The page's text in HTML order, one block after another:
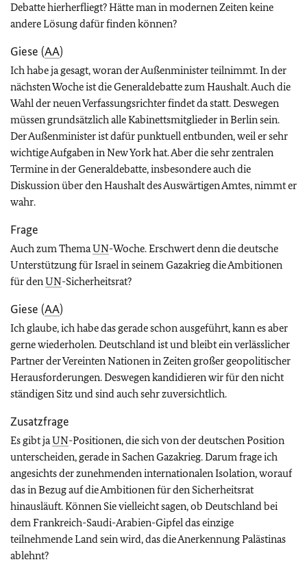
Debatte hierherfliegt? Hätte man in modernen Zeiten keine
andere Lösung dafür finden können?
Giese (AA)
Ich habe ja gesagt, woran der Außenminister teilnimmt. In der
nächsten Woche ist die Generaldebatte zum Haushalt. Auch die
Wahl der neuen Verfassungsrichter findet da statt. Deswegen
müssen grundsätzlich alle Kabinettsmitglieder in Berlin sein.
Der Außenminister ist dafür punktuell entbunden, weil er sehr
wichtige Aufgaben in New York hat. Aber die sehr zentralen
Termine in der Generaldebatte, insbesondere auch die
Diskussion über den Haushalt des Auswärtigen Amtes, nimmt er
wahr.
Frage
Auch zum ThemaUN-Woche. Erschwert denn die deutsche
Unterstützung für Israel in seinem Gazakrieg die Ambitionen
für denUN-Sicherheitsrat?
Giese (AA)
Ich glaube, ich habe das gerade schon ausgeführt, kann es aber
gerne wiederholen. Deutschland ist und bleibt ein verlässlicher
Partner der Vereinten Nationen in Zeiten großer geopolitischer
Herausforderungen. Deswegen kandidieren wir für den nicht
ständigen Sitz und sind auch sehr zuversichtlich.
Zusatzfrage
Es gibt jaUN-Positionen, die sich von der deutschen Position
unterscheiden, gerade in Sachen Gazakrieg. Darum frage ich
angesichts der zunehmenden internationalen Isolation, worauf
das in Bezug auf die Ambitionen für den Sicherheitsrat
hinausläuft. Können Sie vielleicht sagen, ob Deutschland bei
dem Frankreich-Saudi-Arabien-Gipfel das einzige
teilnehmende Land sein wird, das die Anerkennung Palästinas
ablehnt?